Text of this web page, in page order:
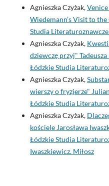
Agnieszka Czyżak,
Wiedemann’s Visit to
Studia
Agnieszka Czyżak,
dziewczę przyj" Tadeusza
Łódzkie Studia
Agnieszka Czyżak,
wierszy o fryzjerze"
Łódzkie Studia
Agnieszka Czyżak,
kościele Jarosława
Łódzkie Studia
Iwaszkiewicz. Miłosz